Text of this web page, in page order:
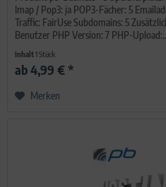
Imap / Pop3: ja POP3-Fächer: 5
Traffic: FairUse Subdomains: 5
Benutzer PHP Version: 7 PHP-
Inhalt1 Stück
ab 4,99 € *
Merken